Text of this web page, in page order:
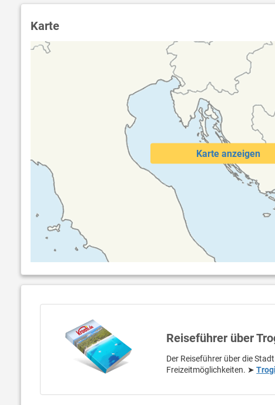
Karte
Karte anzeigen
Reiseführer über
Der Reiseführer über die
Freizeitmöglichkeiten. ➤